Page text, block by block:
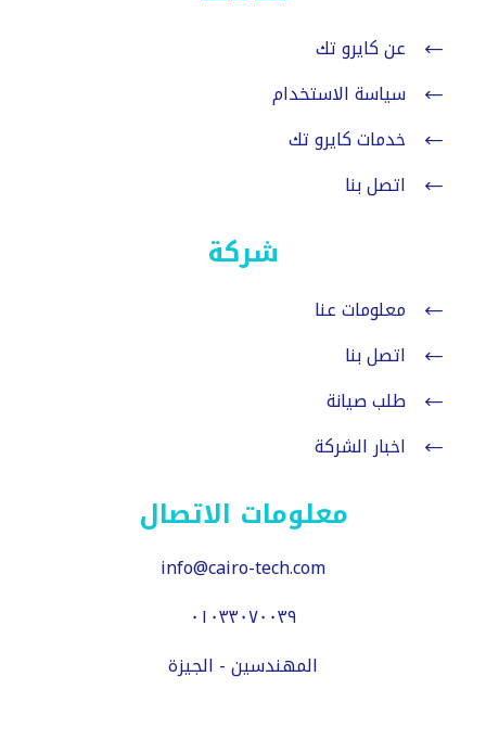
عن كايرو تك
سياسة الاستخدام
خدمات كايرو تك
اتصل بنا
شركة
معلومات عنا
اتصل بنا
طلب صيانة
اخبار الشركة
معلومات الاتصال
info@cairo-tech.com
٠١٠٣٣٠٧٠٠٣٩
المهندسين - الجيزة